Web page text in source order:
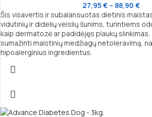
27,95€ – 88,90 €
Šis visavertis ir subalansuotas dietinis
vidutinių ir didelių veislių šunims, turintiems
kaip dermatozė ar padidėjęs plaukų
sumažinti maistinių medžiagų netoleravimą,
hipoalerginius ingredientus.